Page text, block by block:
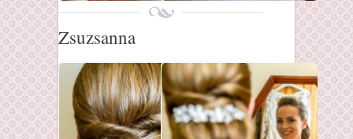
Zsuzsanna